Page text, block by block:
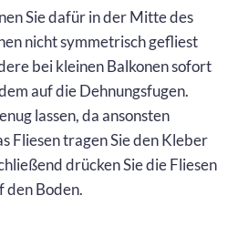
Sie dafür in der Mitte des
nicht symmetrisch gefliest
bei kleinen Balkonen sofort
auf die Dehnungsfugen.
lassen, da ansonsten
Fliesen tragen Sie den Kleber
drücken Sie die Fliesen
den Boden.